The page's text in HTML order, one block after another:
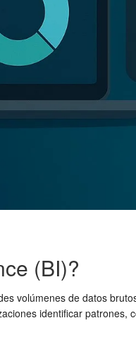
(BI)?
volúmenes de datos
identificar